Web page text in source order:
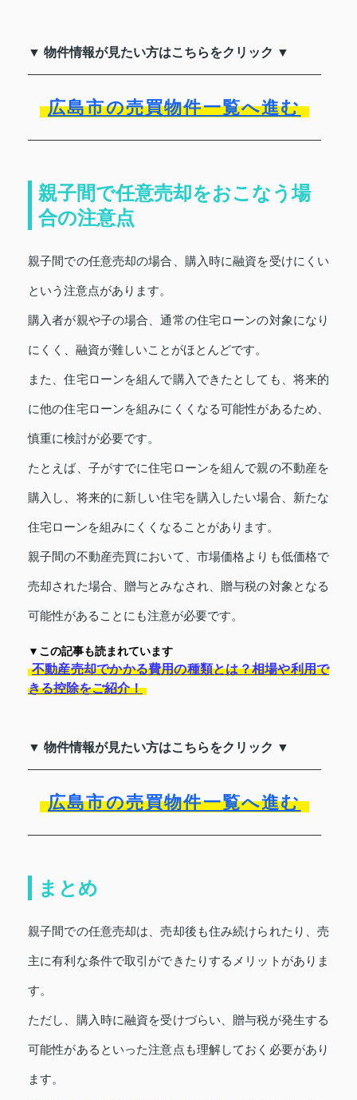
▼ 物件情報が見たい方はこちらをクリック ▼
広島市の売買物件一覧へ進む
親子間で任意売却をおこなう場
合の注意点
親子間での任意売却の場合、購入時に融資を受けにくい
という注意点があります。
購入者が親や子の場合、通常の住宅ローンの対象になり
にくく、融資が難しいことがほとんどです。
また、住宅ローンを組んで購入できたとしても、将来的
に他の住宅ローンを組みにくくなる可能性があるため、
慎重に検討が必要です。
たとえば、子がすでに住宅ローンを組んで親の不動産を
購入し、将来的に新しい住宅を購入したい場合、新たな
住宅ローンを組みにくくなることがあります。
親子間の不動産売買において、市場価格よりも低価格で
売却された場合、贈与とみなされ、贈与税の対象となる
可能性があることにも注意が必要です。
▼この記事も読まれています
不動産売却でかかる費用の種類とは？相場や利用で
きる控除をご紹介！
▼ 物件情報が見たい方はこちらをクリック ▼
広島市の売買物件一覧へ進む
まとめ
親子間での任意売却は、売却後も住み続けられたり、売
主に有利な条件で取引ができたりするメリットがありま
す。
ただし、購入時に融資を受けづらい、贈与税が発生する
可能性があるといった注意点も理解しておく必要があり
ます。